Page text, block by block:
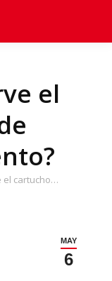
el
el cartucho…
MAY
6